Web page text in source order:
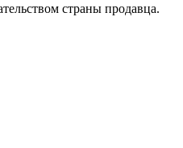
страны продавца.